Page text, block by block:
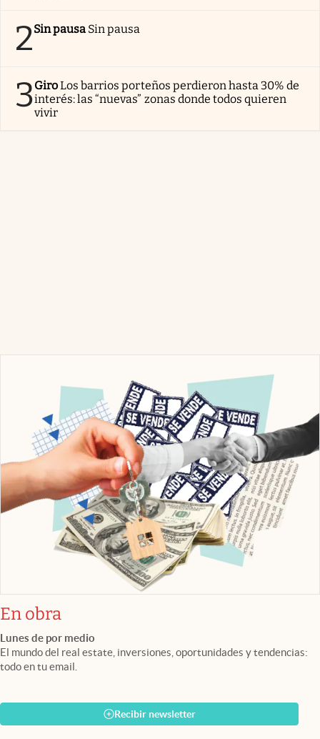
2Sin pausa Sin pausa
3GiroLos barrios porteños perdieron hasta 30% de
interés: las “nuevas” zonas donde todos quieren
vivir
En obra
Lunes de por medio
El mundo del real estate, inversiones, oportunidades y tendencias:
todo en tu email.
Recibir newsletter